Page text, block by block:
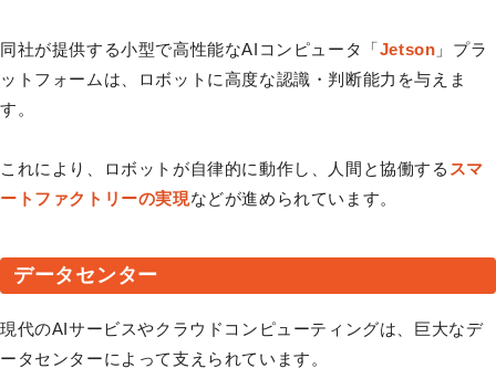
同社が提供する小型で高性能なAIコンピュータ「Jetson 」プラ
ットフォームは、ロボットに高度な認識・判断能力を与えま
す。
これにより、ロボットが自律的に動作し、人間と協働する スマ
ートファクトリーの実現などが進められています。
データセンター
現代のAIサービスやクラウドコンピューティングは、巨大なデ
ータセンターによって支えられています。